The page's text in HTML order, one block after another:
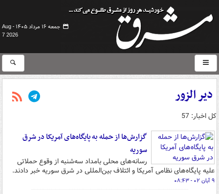
جمعه ۱۶ مرداد ۱۴۰۵ -
Aug
7 2026
دیر الزور
کل اخبار: 57
گزارش‌ها از حمله به پایگاه‌های آمریکا در شرق
سوریه
رسانه‌های محلی بامداد سه‌شنبه از وقوع حملاتی
علیه پایگاه‌های نظامی آمریکا و ائتلاف بین‌المللی در شرق سوریه خبر دادند.
۹ آبان ۰۲ - ۰۸:۴۳